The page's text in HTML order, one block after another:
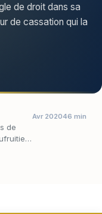
de droit dans sa
de cassation qui la
de
Avr 202046 min